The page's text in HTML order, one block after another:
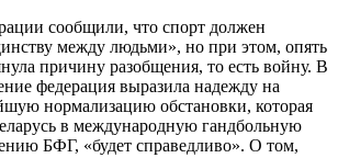
сообщили, что спорт должен
между людьми», но при этом, опять
причину разобщения, то есть войну. В
федерация выразила надежду на
нормализацию обстановки, которая
в международную гандбольную
БФГ, «будет справедливо». О том,